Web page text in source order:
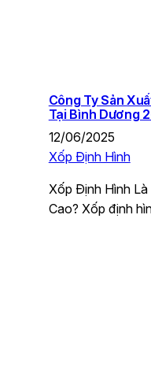
Công Ty Sản
Tại Bình Dương
12/06/2025
Xốp Định Hình
Xốp Định Hình Là
Cao? Xốp định